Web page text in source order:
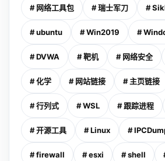
# 网络工具包 # 瑞士军刀 #
# ubuntu # Win2019 #
# DVWA # 靶机 # 网络安全
# 化学 # 网站链接 # 主页链接
# 行列式 # WSL # 跟踪进程
# 开源工具 # Linux #
# firewall # esxi # shell